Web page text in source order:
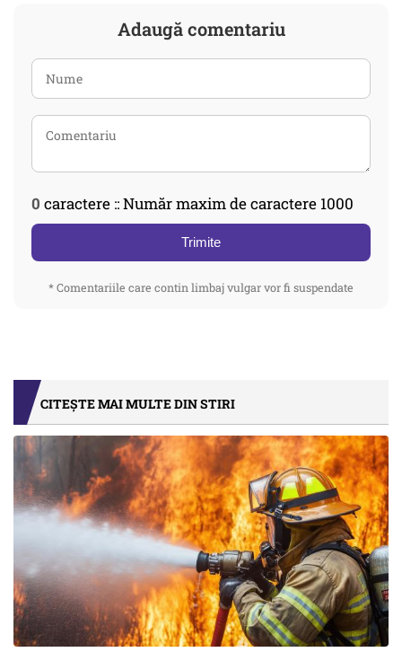
Adaugă comentariu
0 caractere :: Număr maxim de caractere 1000
Trimite
* Comentariile care contin limbaj vulgar vor fi suspendate
CITEȘTE MAI MULTE DIN STIRI